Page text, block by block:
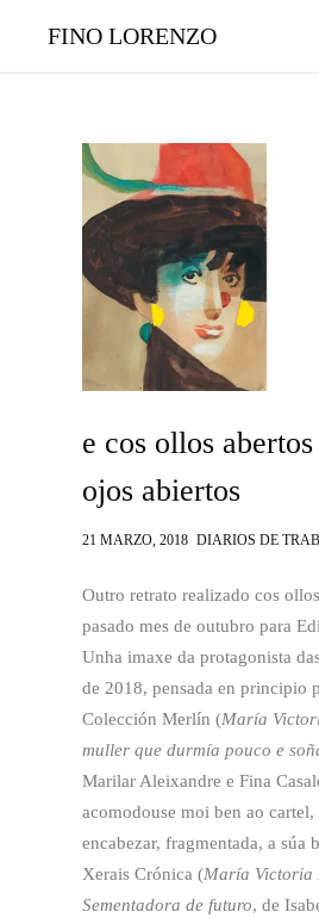
FINO LORENZO
e cos ollos
ojos abiertos
21 MARZO, 2018 DIARIOS DE
Outro retrato realizado cos
pasado mes de outubro para
Unha imaxe da protagonista
de 2018, pensada en principio
Colección Merlín (María
muller que durmía pouco e
Marilar Aleixandre e Fina
acomodouse moi ben ao cartel,
encabezar, fragmentada, a súa
Xerais Crónica (María Victoria
Sementadora de futuro, de